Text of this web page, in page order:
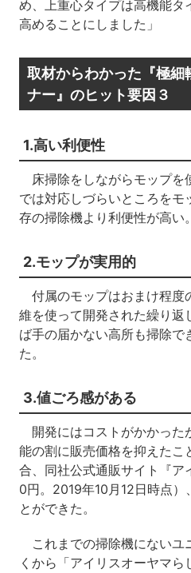
め、上重心タイプは高機能タ
高めることにしました」
取材からわかった『極細
ナー』のヒット要因３
1.高い利便性
床掃除をしながらモップを
では対応しづらいところを
存の掃除機より利便性が高い。
2.モップが実用的
付属のモップはおまけ程度
維を使って開発された繰り返
ば手の届かない高所も掃除で
た。
3.値ごろ感がある
開発にはコストがかかった
能の割に販売価格を抑えたこ
合、同社公式通販サイト『
0円。2019年10月12日時点）
とができた。
これまでの掃除機にないユ
くから「アイリスオーヤマ